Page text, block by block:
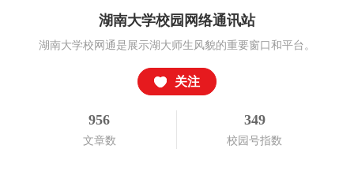
湖南大学校园网络通讯站
湖南大学校网通是展示湖大师生风貌的重要窗口和平台。
关注
956
文章数
349
校园号指数